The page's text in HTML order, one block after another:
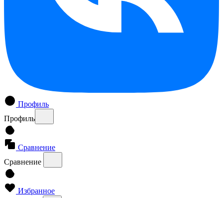
Профиль
Профиль
Сравнение
Сравнение
Избранное